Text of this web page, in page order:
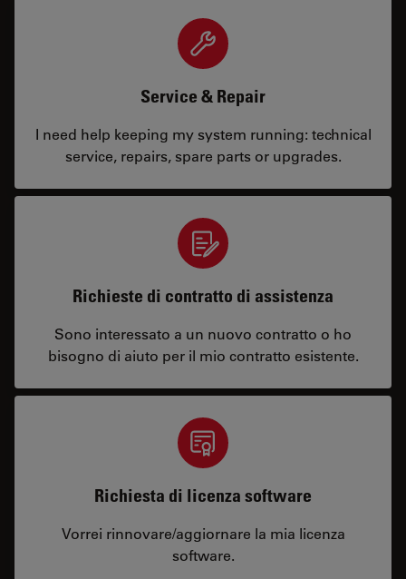
Service & Repair
I need help keeping my system running: technical
service, repairs, spare parts or upgrades.
Richieste di contratto di assistenza
Sono interessato a un nuovo contratto o ho
bisogno di aiuto per il mio contratto esistente.
Richiesta di licenza software
Vorrei rinnovare/aggiornare la mia licenza
software.